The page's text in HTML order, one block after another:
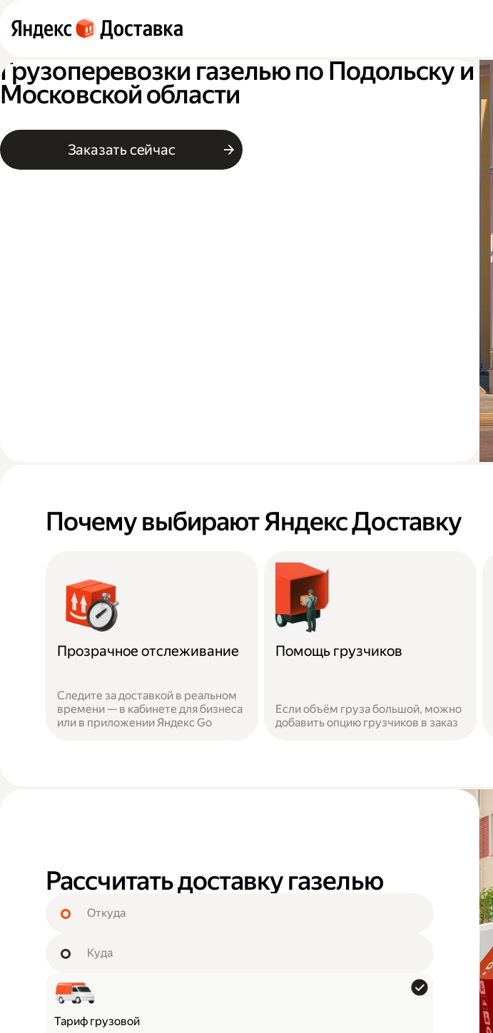
Грузоперевозки газелью по Подольску и
Московской области
Заказать сейчас
Почему выбирают Яндекс Доставку
Прозрачное отслеживание
Следите за доставкой в реальном
времени — в кабинете для бизнеса
или в приложении Яндекс Go
Помощь грузчиков
Если объём груза большой, можно
добавить опцию грузчиков в заказ
Рассчитать доставку газелью
Тариф грузовой